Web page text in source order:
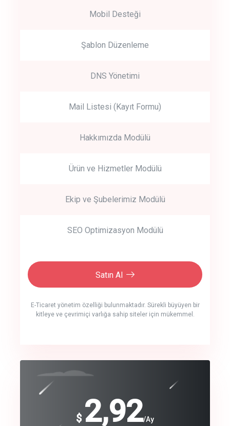
Mobil Desteği
Şablon Düzenleme
DNS Yönetimi
Mail Listesi (Kayıt Formu)
Hakkımızda Modülü
Ürün ve Hizmetler Modülü
Ekip ve Şubelerimiz Modülü
SEO Optimizasyon Modülü
Satın Al
E-Ticaret yönetim özelliği bulunmaktadır. Sürekli büyüyen bir
kitleye ve çevrimiçi varlığa sahip siteler için mükemmel.
crm auto cync
track energy costs
$ 2,92/Ay
$
240